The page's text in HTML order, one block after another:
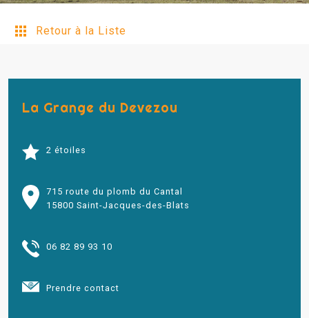
Retour à la Liste
La Grange du Devezou
2 étoiles
715 route du plomb du Cantal
15800 Saint-Jacques-des-Blats
06 82 89 93 10
Prendre contact